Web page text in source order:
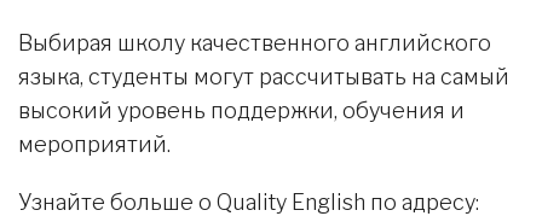
Выбирая школу качественного английского
языка, студенты могут рассчитывать на самый
высокий уровень поддержки, обучения и
мероприятий.
Узнайте больше о Quality English по адресу: